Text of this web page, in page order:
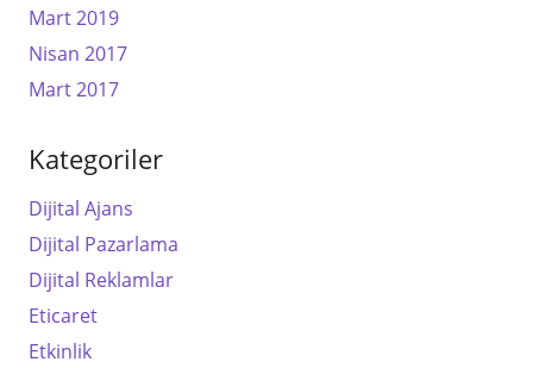
Mart 2019
Nisan 2017
Mart 2017
Kategoriler
Dijital Ajans
Dijital Pazarlama
Dijital Reklamlar
Eticaret
Etkinlik